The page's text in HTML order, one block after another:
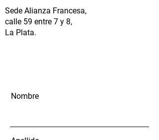
Sede Alianza Francesa,
calle 59 entre 7 y 8,
La Plata.
Nombre